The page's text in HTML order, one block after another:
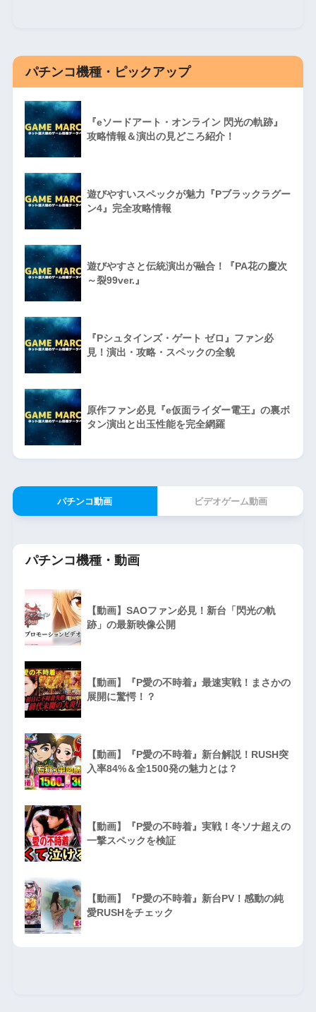
パチンコ機種・ピックアップ
『eソードアート・オンライン 閃光の軌跡』
攻略情報＆演出の見どころ紹介！
遊びやすいスペックが魅力『Pブラックラグー
ン4』完全攻略情報
遊びやすさと伝統演出が融合！『PA花の慶次
～裂99ver.』
『Pシュタインズ・ゲート ゼロ』ファン必
見！演出・攻略・スペックの全貌
原作ファン必見『e仮面ライダー電王』の裏ボ
タン演出と出玉性能を完全網羅
パチンコ動画 ビデオゲーム動画
パチンコ機種・動画
【動画】SAOファン必見！新台「閃光の軌
跡」の最新映像公開
【動画】『P愛の不時着』最速実戦！まさかの
展開に驚愕！？
【動画】『P愛の不時着』新台解説！RUSH突
入率84%＆全1500発の魅力とは？
【動画】『P愛の不時着』実戦！冬ソナ超えの
一撃スペックを検証
【動画】『P愛の不時着』新台PV！感動の純
愛RUSHをチェック